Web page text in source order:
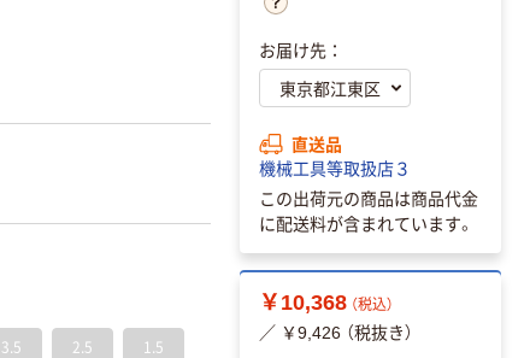
3.5 2.5 1.5
お届け先：
直送品
機械工具等取扱店３
この出荷元の商品は商品代金
に配送料が含まれています。
￥10,368 （税込）
／ ￥9,426 （税抜き）